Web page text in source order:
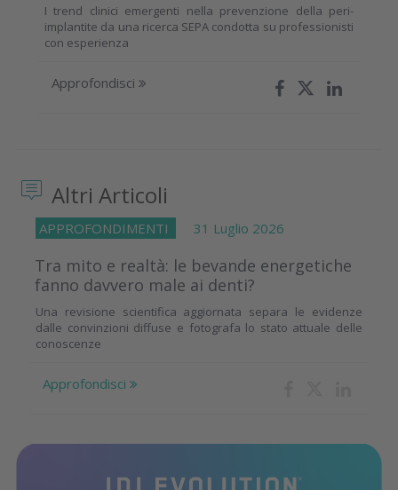
I trend clinici emergenti nella prevenzione della peri-
implantite da una ricerca SEPA condotta su professionisti
con esperienza
Approfondisci
Altri Articoli
APPROFONDIMENTI 31 Luglio 2026
Tra mito e realtà: le bevande energetiche
fanno davvero male ai denti?
Una revisione scientifica aggiornata separa le evidenze
dalle convinzioni diffuse e fotografa lo stato attuale delle
conoscenze
Approfondisci